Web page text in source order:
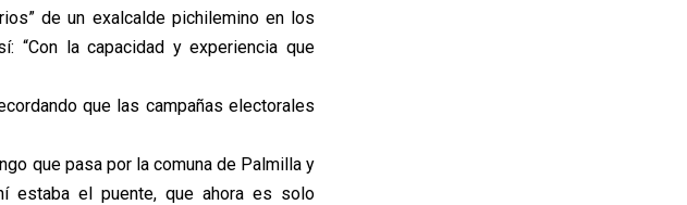
de un exalcalde pichilemino en los
“Con la capacidad y experiencia que
que las campañas electorales
que pasa por la comuna de Palmilla y
estaba el puente, que ahora es solo